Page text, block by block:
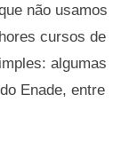
não usamos
cursos de
algumas
Enade, entre